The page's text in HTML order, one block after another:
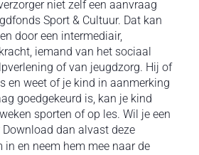
niet zelf een aanvraag
Sport & Cultuur. Dat kan
door een intermediair,
iemand van het sociaal
of van jeugdzorg. Hij of
en weet of je kind in aanmerking
goedgekeurd is, kan je kind
sporten of op les. Wil je een
dan alvast deze
in en neem hem mee naar de